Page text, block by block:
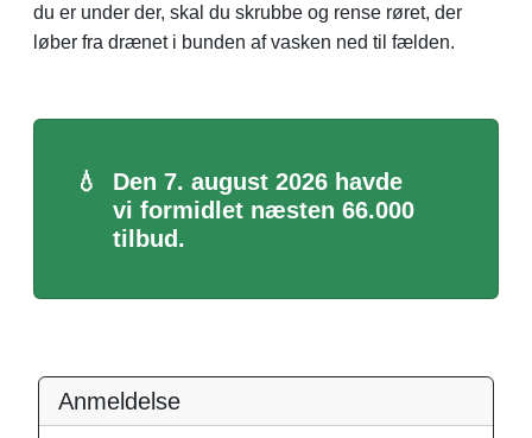
du er under der, skal du skrubbe og rense røret, der
løber fra drænet i bunden af ​​vasken ned til fælden.
💧 Den 7. august 2026 havde
vi formidlet næsten 66.000
tilbud.
Anmeldelse